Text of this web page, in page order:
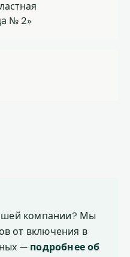
№ 2»
компании? Мы
от включения в
— подробнее об